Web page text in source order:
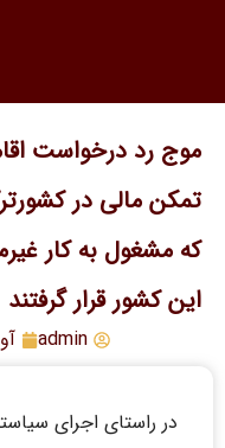
موج رد درخواست
تمکن مالی در
که مشغول به کار
این کشور قرار گرفتند
admin
در راستای اجرای